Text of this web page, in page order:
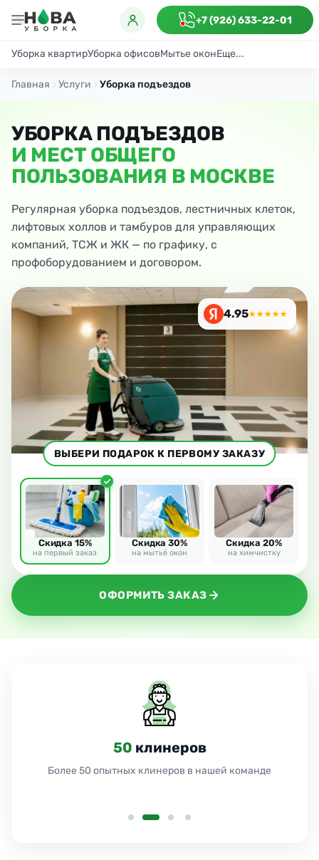
+7 (926) 633-22-01
Уборка квартирУборка офисовМытье оконЕще...
ГенеральнаяПоддерживающаяПосле ремонта
Главная Услуги Уборка подъездов
УБОРКА ПОДЪЕЗДОВ
И МЕСТ ОБЩЕГО
ПОЛЬЗОВАНИЯ В МОСКВЕ
Регулярная уборка подъездов, лестничных клеток,
лифтовых холлов и тамбуров для управляющих
компаний, ТСЖ и ЖК — по графику, с
профоборудованием и договором.
ОФОРМИТЬ ЗАКАЗ
4.95★★★★★
ВЫБЕРИ ПОДАРОК К ПЕРВОМУ ЗАКАЗУ
Скидка 15%
на первый заказ
Скидка 30%
на мытьё окон
Скидка 20%
на химчистку
24часа
Работаем 24 часа без выходных и праздников